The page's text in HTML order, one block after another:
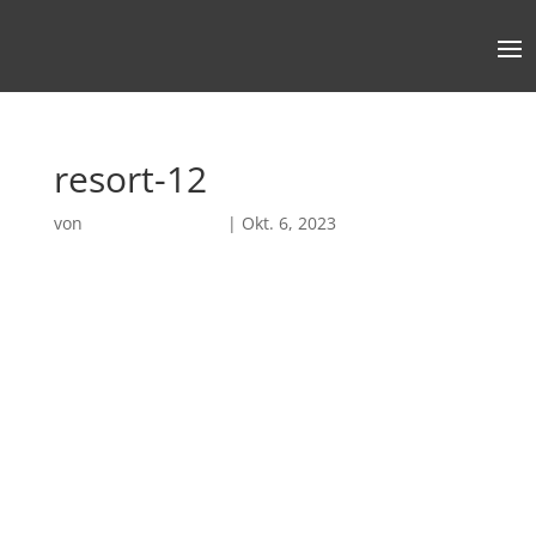
resort-12
von | Okt. 6, 2023